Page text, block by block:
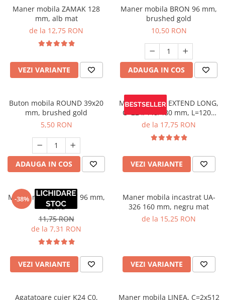
Maner mobila ZAMAK 128
mm, alb mat
de la 12,75 RON
VEZI VARIANTE
Maner mobila BRON 96 mm,
brushed gold
10,50 RON
ADAUGA IN COS
Buton mobila ROUND 39x20
mm, brushed gold
5,50 RON
ADAUGA IN COS
Maner mobila EXTEND LONG,
C=224/448/480 mm, L=1200
mm, negru mat
de la 17,75 RON
VEZI VARIANTE
-38%
Maner mobila ZA007 96 mm,
auriu
11,75 RON
de la 7,31 RON
VEZI VARIANTE
Maner mobila incastrat UA-
326 160 mm, negru mat
de la 15,25 RON
VEZI VARIANTE
Agatatoare cuier K24 C0,
Maner mobila LINEA, C=2x512